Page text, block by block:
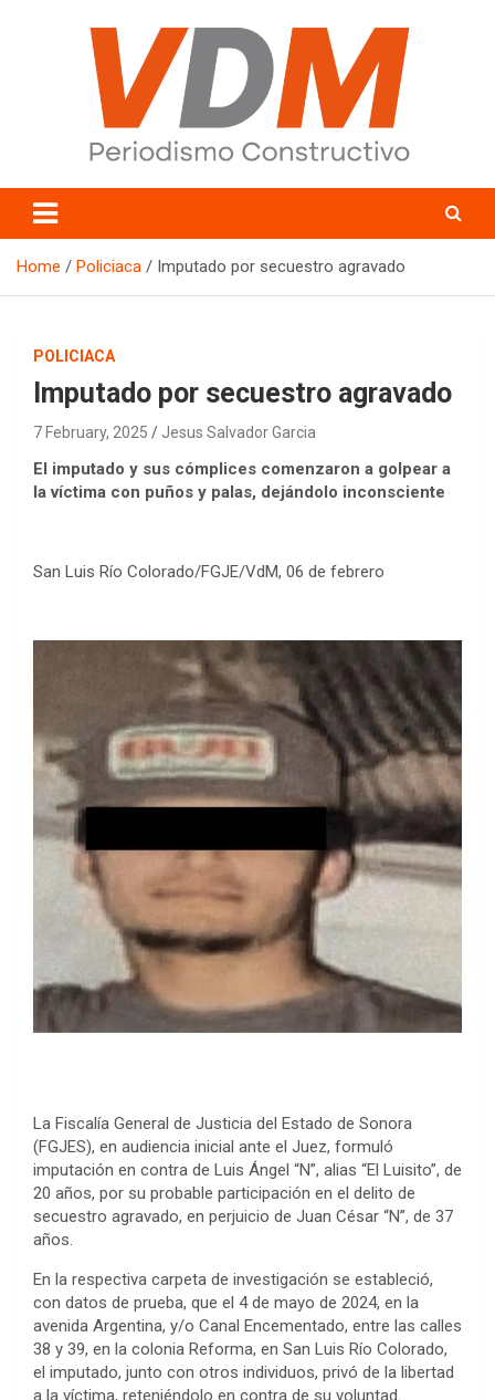
valledelmayo.com
Home Policiaca Imputado por secuestro agravado
POLICIACA
Imputado por secuestro agravado
7 February, 2025 Jesus Salvador Garcia
El imputado y sus cómplices comenzaron a golpear a
la víctima con puños y palas, dejándolo inconsciente
San Luis Río Colorado/FGJE/VdM, 06 de febrero
La Fiscalía General de Justicia del Estado de Sonora
(FGJES), en audiencia inicial ante el Juez, formuló
imputación en contra de Luis Ángel “N”, alias “El Luisito”, de
20 años, por su probable participación en el delito de
secuestro agravado, en perjuicio de Juan César “N”, de 37
años.
En la respectiva carpeta de investigación se estableció,
con datos de prueba, que el 4 de mayo de 2024, en la
avenida Argentina, y/o Canal Encementado, entre las calles
38 y 39, en la colonia Reforma, en San Luis Río Colorado,
el imputado, junto con otros individuos, privó de la libertad